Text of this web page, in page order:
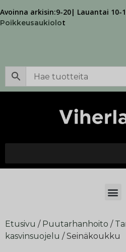
Avoinna arkisin:9-20| Lauantai 10-
Poikkeusaukiolot
Etusivu / Puutarhanhoito /
kasvinsuojelu / Seinäkoukku